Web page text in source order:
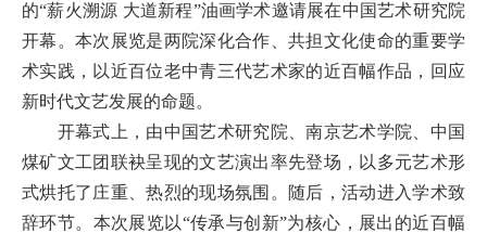
的“薪火溯源 大道新程”油画学术邀请展在中国艺术研究院
开幕。本次展览是两院深化合作、共担文化使命的重要学
术实践，以近百位老中青三代艺术家的近百幅作品，回应
新时代文艺发展的命题。
开幕式上，由中国艺术研究院、南京艺术学院、中国
煤矿文工团联袂呈现的文艺演出率先登场，以多元艺术形
式烘托了庄重、热烈的现场氛围。随后，活动进入学术致
辞环节。本次展览以“传承与创新”为核心，展出的近百幅